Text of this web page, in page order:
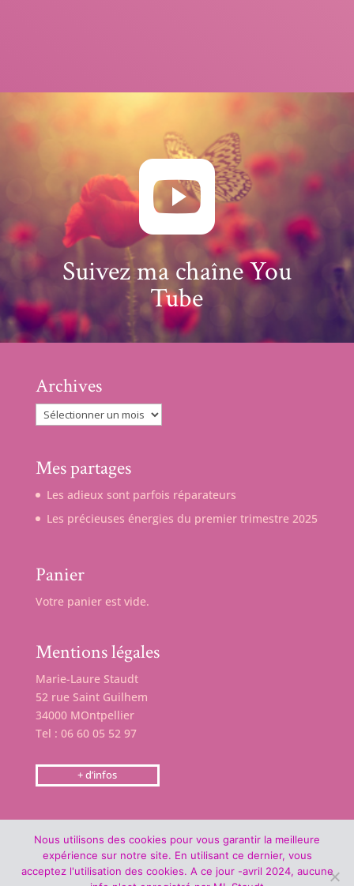

Suivez ma chaîne You
Tube
Archives
Archives
Mes partages
Les adieux sont parfois réparateurs
Les précieuses énergies du premier trimestre 2025
Panier
Votre panier est vide.
Mentions légales
Marie-Laure Staudt
52 rue Saint Guilhem
34000 MOntpellier
Tel : 06 60 05 52 97
+ d’infos
Nous utilisons des cookies pour vous garantir la meilleure
expérience sur notre site. En utilisant ce dernier, vous
acceptez l'utilisation des cookies. A ce jour -avril 2024, aucune